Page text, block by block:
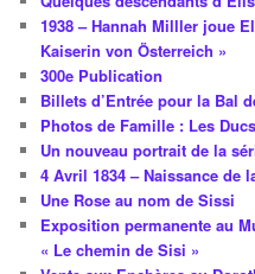
1938 – Hannah Milller joue
Kaiserin von Österreich »
300e Publication
Billets d’Entrée pour la Bal
Photos de Famille : Les
Un nouveau portrait de la
4 Avril 1834 – Naissance de
Une Rose au nom de Sissi
Exposition permanente au
« Le chemin de Sisi »